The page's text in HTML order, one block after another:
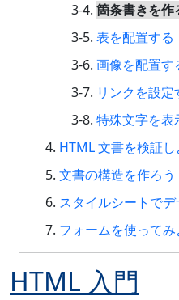
箇条書きを作
表を配置する
画像を配置す
リンクを設定
特殊文字を表
HTML 文書を検証し
文書の構造を作ろう
スタイルシートで
フォームを使ってみ
HTML 入門